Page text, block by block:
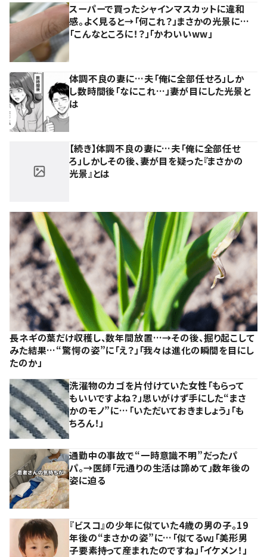
スーパーで買ったシャインマスカットに違和
感。よく見ると→「何これ？」まさかの光景に…
「こんなところに！？」「かわいいww」
体調不良の妻に…夫「俺に全部任せろ」しか
し数時間後「なにこれ…」妻が目にした光景と
は
【続き】体調不良の妻に…夫「俺に全部任せ
ろ」しかしその後、妻が目を疑った『まさかの
光景』とは
長ネギの葉だけ収穫し、数年間放置…→その後、掘り起こして
みた結果…“驚愕の姿”に「え？」「我々は進化の瞬間を目にし
たのか」
洗濯物のカゴを片付けていた女性「もらって
もいいですよね？」思いがけず手にした“まさ
かのモノ”に…「いただいておきましょう」「も
ちろん！」
通勤中の事故で“一時意識不明”だったパ
パ。→医師「元通りの生活は諦めて」数年後の
姿に迫る
『ビスコ』の少年に似ていた4歳の男の子。19
年後の“まさかの姿”に…「似てるｗ」「美形男
子要素持って産まれたのですね」「イケメン！」